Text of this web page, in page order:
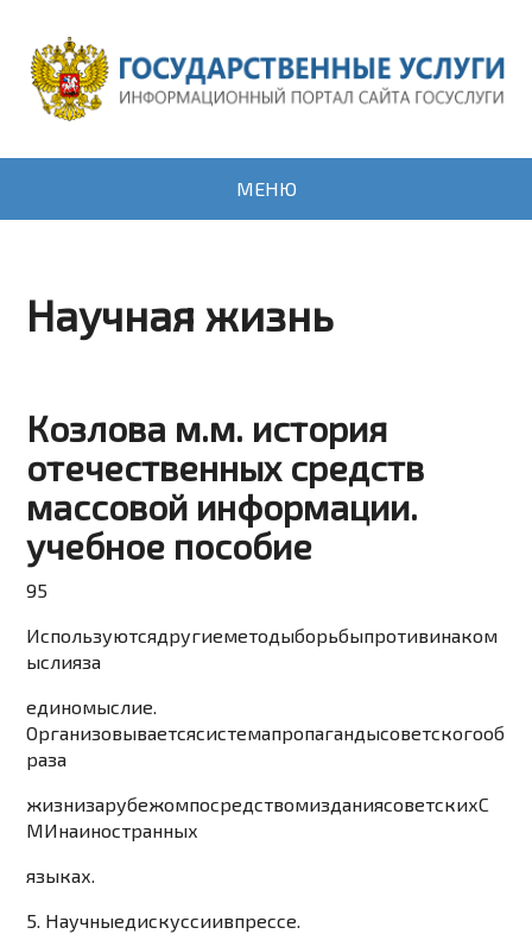
МЕНЮ
Научная жизнь
Козлова м.м. история
отечественных средств
массовой информации.
учебное пособие
95
Используютсядругиеметодыборьбыпротивинаком
ыслияза
единомыслие.
Организовываетсясистемапропагандысоветскогооб
раза
жизнизарубежомпосредствомизданиясоветскихС
МИнаиностранных
языках.
5. Научныедискуссиивпрессе.